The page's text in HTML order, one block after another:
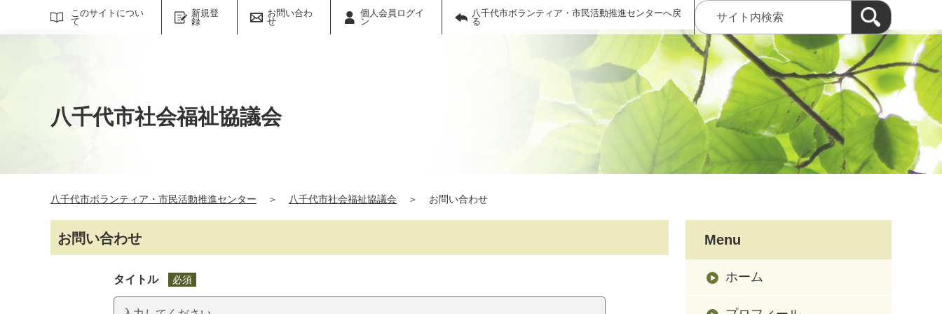
このサイトについ
て
新規登
録
お問い合わ
せ
個人会員ログイ
ン
八千代市ボランティア・市民活動推進センターへ戻
る
サイト内検索
八千代市社会福祉協議会
八千代市ボランティア・市民活動推進センター ＞ 八千代市社会福祉協議会 ＞ お問い合わせ
お問い合わせ
タイトル 必須
Menu
ホーム